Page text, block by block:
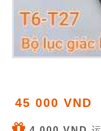
45 000 VND